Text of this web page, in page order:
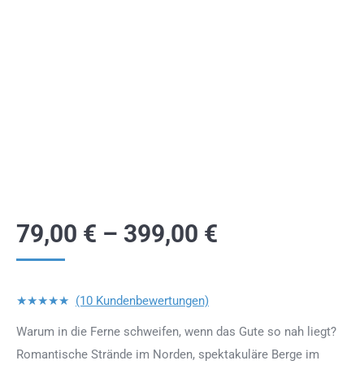
79,00 € – 399,00 €
★★★★★ (10 Kundenbewertungen)
Warum in die Ferne schweifen, wenn das Gute so nah liegt?
Romantische Strände im Norden, spektakuläre Berge im